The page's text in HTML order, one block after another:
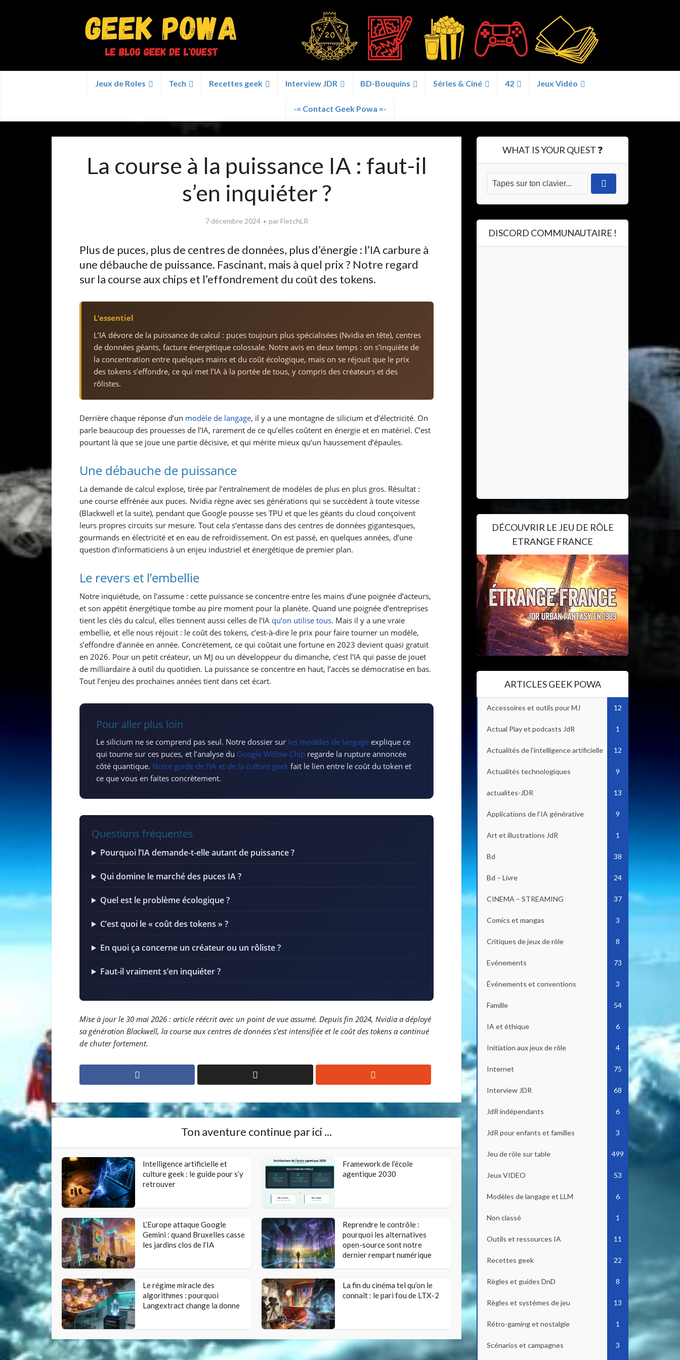
Jeux de Roles Tech Recettes geek Interview JDR BD-Bouquins Séries & Ciné 42 Jeux Vidéo
-= Contact Geek Powa =-
La course à la puissance IA : faut-il
s’en inquiéter ?
7 décembre 2024 parFletchLR
Plus de puces, plus de centres de données, plus d’énergie : l’IA carbure à
une débauche de puissance. Fascinant, mais à quel prix ? Notre regard
sur la course aux chips et l’effondrement du coût des tokens.
L’essentiel
L’IA dévore de la puissance de calcul : puces toujours plus spécialisées (Nvidia en tête), centres
de données géants, facture énergétique colossale. Notre avis en deux temps : on s’inquiète de
la concentration entre quelques mains et du coût écologique, mais on se réjouit que le prix
des tokens s’effondre, ce qui met l’IA à la portée de tous, y compris des créateurs et des
rôlistes.
Derrière chaque réponse d’un modèle de langage, il y a une montagne de silicium et d’électricité. On
parle beaucoup des prouesses de l’IA, rarement de ce qu’elles coûtent en énergie et en matériel. C’est
pourtant là que se joue une partie décisive, et qui mérite mieux qu’un haussement d’épaules.
Une débauche de puissance
La demande de calcul explose, tirée par l’entraînement de modèles de plus en plus gros. Résultat :
une course effrénée aux puces. Nvidia règne avec ses générations qui se succèdent à toute vitesse
(Blackwell et la suite), pendant que Google pousse ses TPU et que les géants du cloud conçoivent
leurs propres circuits sur mesure. Tout cela s’entasse dans des centres de données gigantesques,
gourmands en électricité et en eau de refroidissement. On est passé, en quelques années, d’une
question d’informaticiens à un enjeu industriel et énergétique de premier plan.
Le revers et l’embellie
Notre inquiétude, on l’assume : cette puissance se concentre entre les mains d’une poignée d’acteurs,
et son appétit énergétique tombe au pire moment pour la planète. Quand une poignée d’entreprises
tient les clés du calcul, elles tiennent aussi celles de l’IA qu’on utilise tous. Mais il y a une vraie
embellie, et elle nous réjouit : le coût des tokens, c’est-à-dire le prix pour faire tourner un modèle,
s’effondre d’année en année. Concrètement, ce qui coûtait une fortune en 2023 devient quasi gratuit
en 2026. Pour un petit créateur, un MJ ou un développeur du dimanche, c’est l’IA qui passe de jouet
de milliardaire à outil du quotidien. La puissance se concentre en haut, l’accès se démocratise en bas.
Tout l’enjeu des prochaines années tient dans cet écart.
Pour aller plus loin
Le silicium ne se comprend pas seul. Notre dossier sur les modèles de langage explique ce
qui tourne sur ces puces, et l’analyse du Google Willow Chip regarde la rupture annoncée
côté quantique. Notre guide de l’IA et de la culture geek fait le lien entre le coût du token et
ce que vous en faites concrètement.
Questions fréquentes
Pourquoi l’IA demande-t-elle autant de puissance ?
Qui domine le marché des puces IA ?
Quel est le problème écologique ?
C’est quoi le « coût des tokens » ?
En quoi ça concerne un créateur ou un rôliste ?
Faut-il vraiment s’en inquiéter ?
Mise à jour le 30 mai 2026 : article réécrit avec un point de vue assumé. Depuis fin 2024, Nvidia a déployé
sa génération Blackwell, la course aux centres de données s’est intensifiée et le coût des tokens a continué
de chuter fortement.
Ton aventure continue par ici ...
Intelligence artificielle et
culture geek : le guide pour s’y
retrouver
Framework de l’école
agentique 2030
L’Europe attaque Google
Gemini : quand Bruxelles casse
les jardins clos de l’IA
Reprendre le contrôle :
pourquoi les alternatives
open-source sont notre
dernier rempart numérique
Le régime miracle des
algorithmes : pourquoi
Langextract change la donne
La fin du cinéma tel qu’on le
connaît : le pari fou de LTX-2
WHAT IS YOUR QUEST ❓
DISCORD COMMUNAUTAIRE !
DÉCOUVRIR LE JEU DE RÔLE
ETRANGE FRANCE
ARTICLES GEEK POWA
Accessoires et outils pour MJ 12
Actual Play et podcasts JdR 1
Actualités de l’intelligence artificielle 12
Actualités technologiques 9
actualites-JDR 13
Applications de l’IA générative 9
Art et illustrations JdR 1
Bd 38
Bd – Livre 24
CINEMA – STREAMING 37
Comics et mangas 3
Critiques de jeux de rôle 8
Evénements 73
Événements et conventions 3
Famille 54
IA et éthique 6
Initiation aux jeux de rôle 4
Internet 75
Interview JDR 68
JdR indépendants 6
JdR pour enfants et familles 3
Jeu de rôle sur table 499
Jeux VIDEO 53
Modèles de langage et LLM 6
Non classé 1
Outils et ressources IA 11
Recettes geek 22
Règles et guides DnD 8
Règles et systèmes de jeu 13
Rétro-gaming et nostalgie 1
Scénarios et campagnes 3